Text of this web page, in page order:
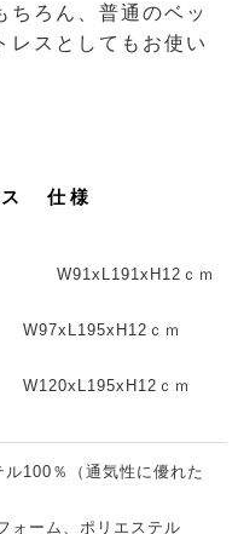
ちろん、普通のベッ
レスとしてもお使い
ス 仕様
W91xL191xH12ｃｍ
ｃｍ
ｃｍ
100％（通気性に優れた
ォーム、ポリエステル